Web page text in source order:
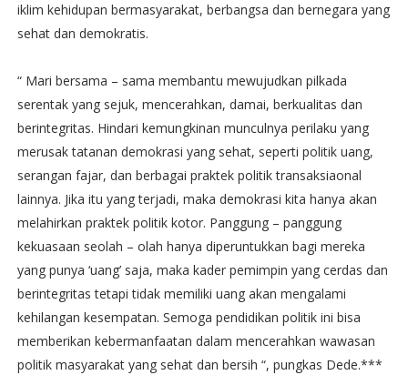
iklim kehidupan bermasyarakat, berbangsa dan bernegara yang
sehat dan demokratis.
“ Mari bersama – sama membantu mewujudkan pilkada
serentak yang sejuk, mencerahkan, damai, berkualitas dan
berintegritas. Hindari kemungkinan munculnya perilaku yang
merusak tatanan demokrasi yang sehat, seperti politik uang,
serangan fajar, dan berbagai praktek politik transaksiaonal
lainnya. Jika itu yang terjadi, maka demokrasi kita hanya akan
melahirkan praktek politik kotor. Panggung – panggung
kekuasaan seolah – olah hanya diperuntukkan bagi mereka
yang punya ‘uang’ saja, maka kader pemimpin yang cerdas dan
berintegritas tetapi tidak memiliki uang akan mengalami
kehilangan kesempatan. Semoga pendidikan politik ini bisa
memberikan kebermanfaatan dalam mencerahkan wawasan
politik masyarakat yang sehat dan bersih “, pungkas Dede.***